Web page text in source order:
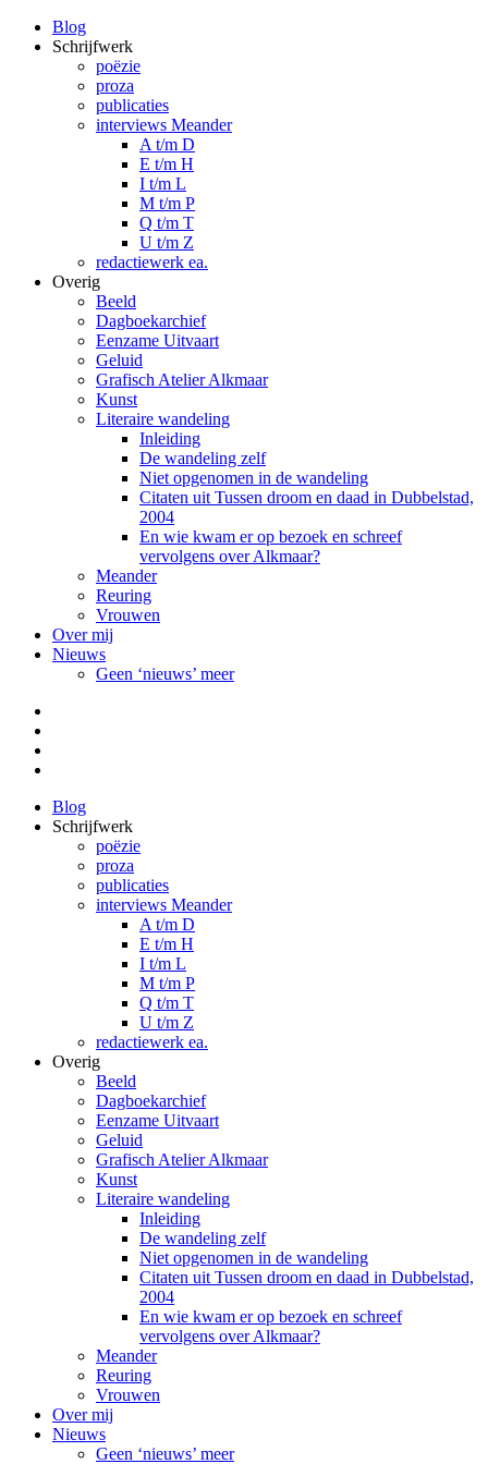
Blog
Schrijfwerk
poëzie
proza
publicaties
interviews Meander
A t/m D
E t/m H
I t/m L
M t/m P
Q t/m T
U t/m Z
redactiewerk ea.
Overig
Beeld
Dagboekarchief
Eenzame Uitvaart
Geluid
Grafisch Atelier Alkmaar
Kunst
Literaire wandeling
Inleiding
De wandeling zelf
Niet opgenomen in de wandeling
Citaten uit Tussen droom en daad in Dubbelstad,
2004
En wie kwam er op bezoek en schreef
vervolgens over Alkmaar?
Meander
Reuring
Vrouwen
Over mij
Nieuws
Geen ‘nieuws’ meer
Blog
Schrijfwerk
poëzie
proza
publicaties
interviews Meander
A t/m D
E t/m H
I t/m L
M t/m P
Q t/m T
U t/m Z
redactiewerk ea.
Overig
Beeld
Dagboekarchief
Eenzame Uitvaart
Geluid
Grafisch Atelier Alkmaar
Kunst
Literaire wandeling
Inleiding
De wandeling zelf
Niet opgenomen in de wandeling
Citaten uit Tussen droom en daad in Dubbelstad,
2004
En wie kwam er op bezoek en schreef
vervolgens over Alkmaar?
Meander
Reuring
Vrouwen
Over mij
Nieuws
Geen ‘nieuws’ meer